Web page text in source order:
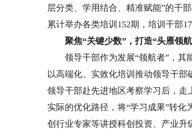
层分类、学用结合、精准赋能”的干
累计举办各类培训152期，培训干部
聚焦“关键少数”，打造“头雁领航
领导干部作为发展“领航者”，其能
以高端化、实效化培训推动领导干部
领导干部赴先进地区考察学习后，
实际的优化路径，将“学习成果”转化
创行业专家等讲授科创投资、产业